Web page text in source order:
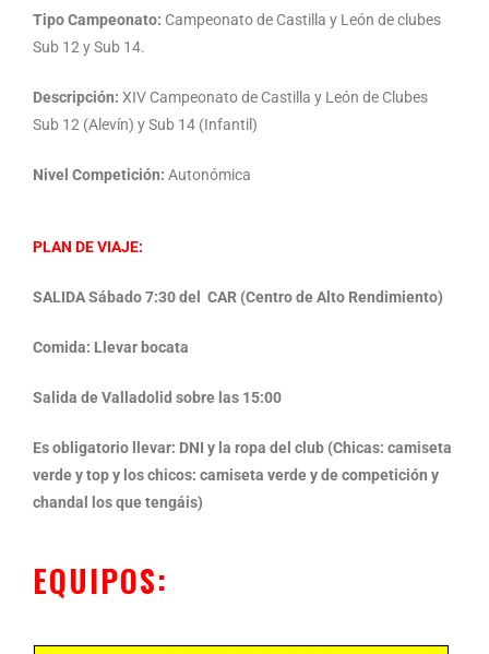
Tipo Campeonato: Campeonato de Castilla y León de clubes
Sub 12 y Sub 14.
Descripción: XIV Campeonato de Castilla y León de Clubes
Sub 12 (Alevín) y Sub 14 (Infantil)
Nivel Competición: Autonómica
PLAN DE VIAJE:
SALIDA Sábado 7:30 del CAR (Centro de Alto Rendimiento)
Comida: Llevar bocata
Salida de Valladolid sobre las 15:00
Es obligatorio llevar: DNI y la ropa del club (Chicas: camiseta
verde y top y los chicos: camiseta verde y de competición y
chandal los que tengáis)
EQUIPOS: